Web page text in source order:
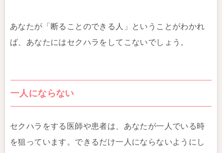
あなたが「断ることのできる人」ということがわかれ
ば、あなたにはセクハラをしてこないでしょう。
一人にならない
セクハラをする医師や患者は、あなたが一人でいる時
を狙っています。できるだけ一人にならないようにし